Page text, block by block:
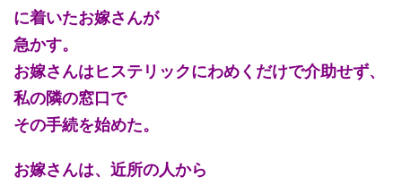
に着いたお嫁さんが
急かす。
お嫁さんはヒステリックにわめくだけで介助せず、
私の隣の窓口で
その手続を始めた。
お嫁さんは、近所の人から